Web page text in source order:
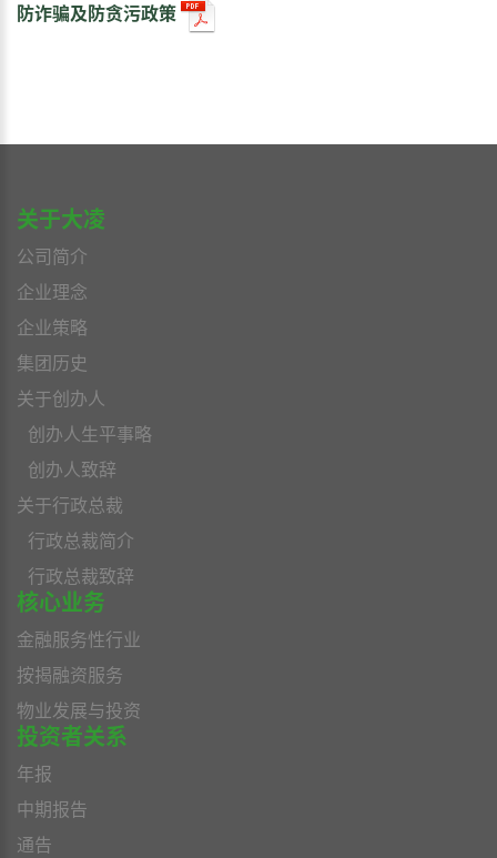
防诈骗及防贪污政策
关于大凌
公司简介
企业理念
企业策略
集团历史
关于创办人
创办人生平事略
创办人致辞
关于行政总裁
行政总裁简介
行政总裁致辞
核心业务
金融服务性行业
按揭融资服务
物业发展与投资
投资者关系
年报
中期报告
通告